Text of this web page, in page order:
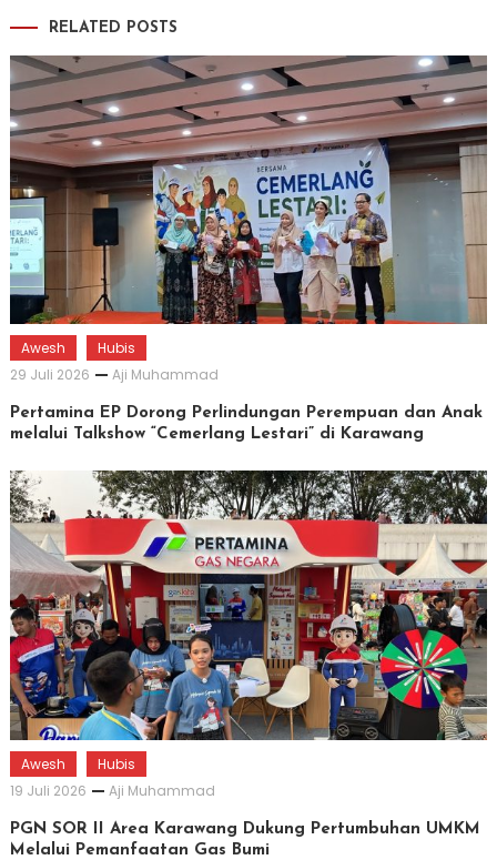
RELATED POSTS
Awesh
Hubis
29 Juli 2026
Aji Muhammad
Pertamina EP Dorong Perlindungan Perempuan dan Anak
melalui Talkshow “Cemerlang Lestari” di Karawang
Awesh
Hubis
19 Juli 2026
Aji Muhammad
PGN SOR II Area Karawang Dukung Pertumbuhan UMKM
Melalui Pemanfaatan Gas Bumi